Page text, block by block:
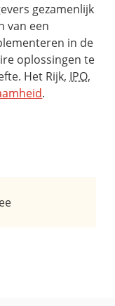
gezamenlijk
van een
in de
oplossingen te
Het Rijk, IPO,
.